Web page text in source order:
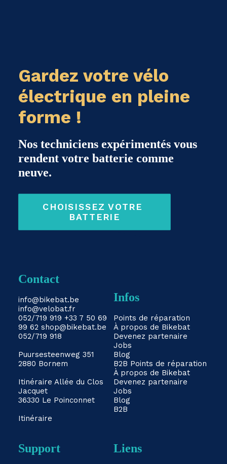
Gardez votre vélo
électrique en pleine
forme !
Nos techniciens expérimentés vous
rendent votre batterie comme
neuve.
CHOISISSEZ VOTRE
BATTERIE
Contact
info@bikebat.be
info@velobat.fr
052/719 919 +33 7 50 69
99 62 shop@bikebat.be
052/719 918
Puursesteenweg 351
2880 Bornem
Itinéraire Allée du Clos
Jacquet
36330 Le Poinconnet
Itinéraire
Infos
Points de réparation
À propos de Bikebat
Devenez partenaire
Jobs
Blog
B2B Points de réparation
À propos de Bikebat
Devenez partenaire
Jobs
Blog
B2B
Support Liens